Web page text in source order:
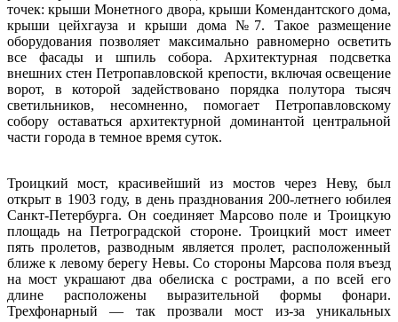
точек: крыши Монетного двора, крыши Комендантского дома,
крыши цейхгауза и крыши дома №7. Такое размещение
оборудования позволяет максимально равномерно осветить
все фасады и шпиль собора. Архитектурная подсветка
внешних стен Петропавловской крепости, включая освещение
ворот, в которой задействовано порядка полутора тысяч
светильников, несомненно, помогает Петропавловскому
собору оставаться архитектурной доминантой центральной
части города в темное время суток.
Троицкий мост, красивейший из мостов через Неву, был
открыт в 1903 году, в день празднования 200-летнего юбилея
Санкт-Петербурга. Он соединяет Марсово поле и Троицкую
площадь на Петроградской стороне. Троицкий мост имеет
пять пролетов, разводным является пролет, расположенный
ближе к левому берегу Невы. Со стороны Марсова поля въезд
на мост украшают два обелиска с рострами, а по всей его
длине расположены выразительной формы фонари.
Трехфонарный — так прозвали мост из-за уникальных